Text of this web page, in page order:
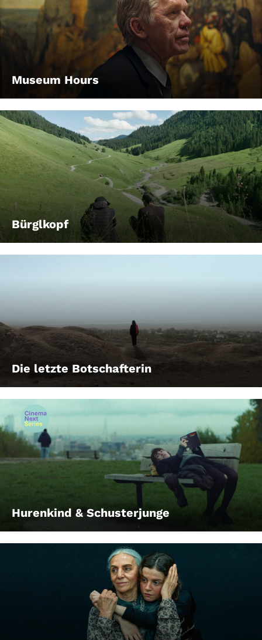
Museum Hours
Bürglkopf
Die letzte Botschafterin
Hurenkind & Schusterjunge